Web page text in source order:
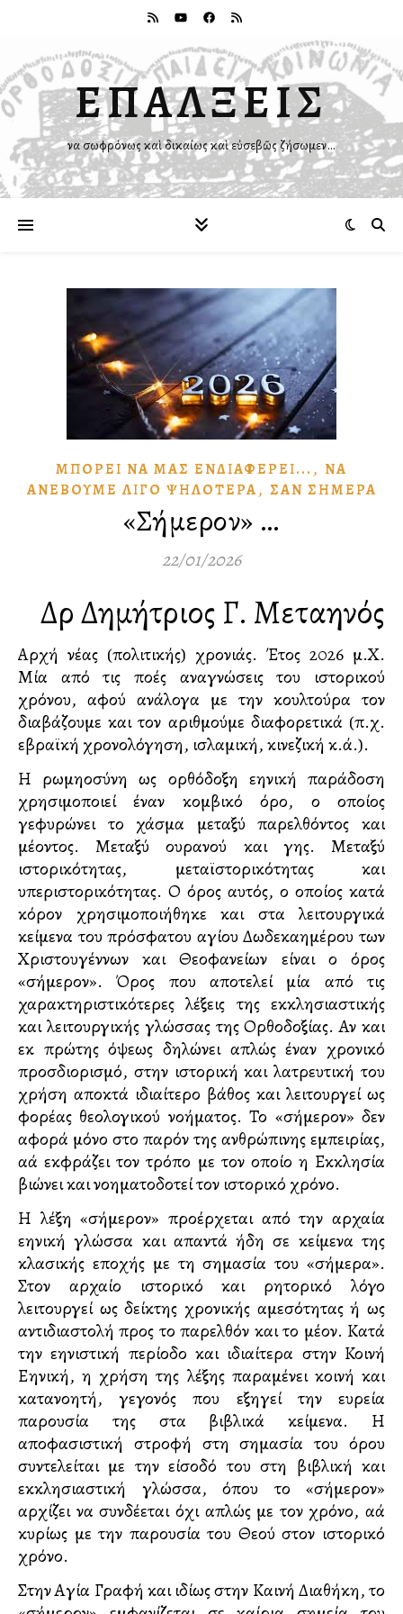
ΕΠΑΛΞΕΙΣ
Ἵνα σωφρόνως καὶ δικαίως καὶ εὐσεβῶς ζήσωμεν…
ΜΠΟΡΕΙ͂ ΝᾺ ΜΑ͂Σ ἘΝΔΙΑΦΈΡΕΙ... , ΝᾺ
ἈΝΕΒΟΥ͂ΜΕ ΛΊΓΟ ΨΗΛΌΤΕΡΑ, ΣᾺΝ ΣΉΜΕΡΑ
«Σήμερον» …
22/01/2026
Δρ Δημήτριος Γ. Μεταλληνός
Αρχή νέας (πολιτικής) χρονιάς. Έτος 2026 μ.Χ.
Μία από τις πολλές αναγνώσεις του ιστορικού
χρόνου, αφού ανάλογα με την κουλτούρα τον
διαβάζουμε και τον αριθμούμε διαφορετικά (π.χ.
εβραϊκή χρονολόγηση, ισλαμική, κινεζική κ.ά.).
Η ρωμηοσύνη ως ορθόδοξη ελληνική παράδοση
χρησιμοποιεί έναν κομβικό όρο, ο οποίος
γεφυρώνει το χάσμα μεταξύ παρελθόντος και
μέλλοντος. Μεταξύ ουρανού και γης. Μεταξύ
ιστορικότητας, μεταϊστορικότητας και
υπεριστορικότητας. Ο όρος αυτός, ο οποίος κατά
κόρον χρησιμοποιήθηκε και στα λειτουργικά
κείμενα του πρόσφατου αγίου Δωδεκαημέρου των
Χριστουγέννων και Θεοφανείων είναι ο όρος
«σήμερον». Όρος που αποτελεί μία από τις
χαρακτηριστικότερες λέξεις της εκκλησιαστικής
και λειτουργικής γλώσσας της Ορθοδοξίας. Αν και
εκ πρώτης όψεως δηλώνει απλώς έναν χρονικό
προσδιορισμό, στην ιστορική και λατρευτική του
χρήση αποκτά ιδιαίτερο βάθος και λειτουργεί ως
φορέας θεολογικού νοήματος. Το «σήμερον» δεν
αφορά μόνο στο παρόν της ανθρώπινης εμπειρίας,
αλλά εκφράζει τον τρόπο με τον οποίο η Εκκλησία
βιώνει και νοηματοδοτεί τον ιστορικό χρόνο.
Η λέξη «σήμερον» προέρχεται από την αρχαία
ελληνική γλώσσα και απαντά ήδη σε κείμενα της
κλασικής εποχής με τη σημασία του «σήμερα».
Στον αρχαίο ιστορικό και ρητορικό λόγο
λειτουργεί ως δείκτης χρονικής αμεσότητας ή ως
αντιδιαστολή προς το παρελθόν και το μέλλον. Κατά
την ελληνιστική περίοδο και ιδιαίτερα στην Κοινή
Ελληνική, η χρήση της λέξης παραμένει κοινή και
κατανοητή, γεγονός που εξηγεί την ευρεία
παρουσία της στα βιβλικά κείμενα. Η
αποφασιστική στροφή στη σημασία του όρου
συντελείται με την είσοδό του στη βιβλική και
εκκλησιαστική γλώσσα, όπου το «σήμερον»
αρχίζει να συνδέεται όχι απλώς με τον χρόνο, αλλά
κυρίως με την παρουσία του Θεού στον ιστορικό
χρόνο.
Στην Αγία Γραφή και ιδίως στην Καινή Διαθήκη, το